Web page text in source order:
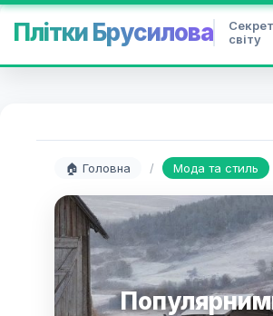
Плітки Брусилова
світу
🏠 Головна / Мода та стиль